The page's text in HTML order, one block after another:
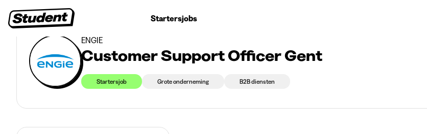
Startersjobs
Eerste jobs>Communicatie - Marketing - Journalistiek
ENGIE
Customer Support Officer Gent
Startersjob Grote onderneming B2B diensten